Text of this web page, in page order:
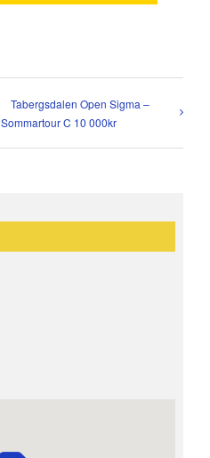
Tabergsdalen Open Sigma –
Sommartour C 10 000kr